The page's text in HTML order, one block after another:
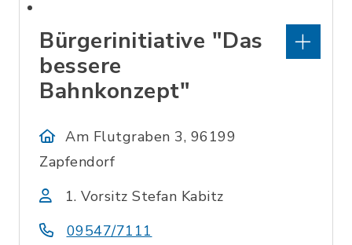
Bürgerinitiative "Das
bessere
Bahnkonzept"
Am Flutgraben 3, 96199
Zapfendorf
1. Vorsitz Stefan Kabitz
09547/7111